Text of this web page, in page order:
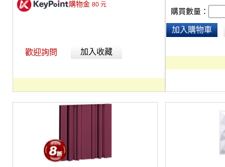
購物金 80元
歡迎詢問 加入收藏
購買數量：
加入購物車